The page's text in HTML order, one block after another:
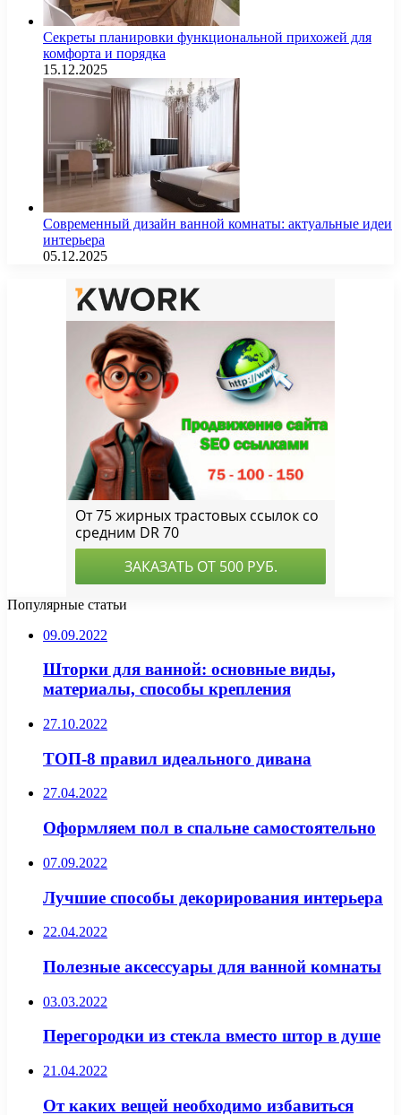
Секреты планировки функциональной прихожей для
комфорта и порядка
15.12.2025
Современный дизайн ванной комнаты: актуальные идеи
интерьера
05.12.2025
Популярные статьи
09.09.2022
Шторки для ванной: основные виды,
материалы, способы крепления
27.10.2022
ТОП-8 правил идеального дивана
27.04.2022
Оформляем пол в спальне самостоятельно
07.09.2022
Лучшие способы декорирования интерьера
22.04.2022
Полезные аксессуары для ванной комнаты
03.03.2022
Перегородки из стекла вместо штор в душе
21.04.2022
От каких вещей необходимо избавиться